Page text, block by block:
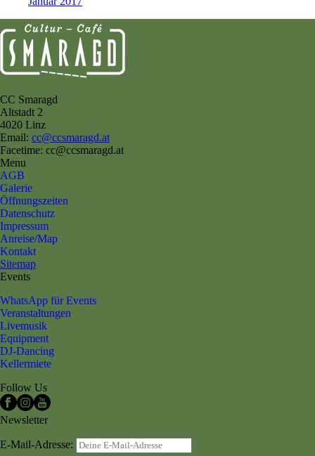
CC Smaragd
Altstadt 2
4020 Linz
Email: cc@ccsmaragd.at
Facetime: cc@ccsmaragd.at
Menu
AGB
Galerie
Öffnungszeiten
Datenschutz
Impressum
Anreise/Map
Kontakt
Sitemap
Events
WhatsApp für Events
Veranstaltungen
Livemusik
Equipment
DJ-Dancing
Kellermiete
Follow Us
Newsletter
E-Mail-Adresse: